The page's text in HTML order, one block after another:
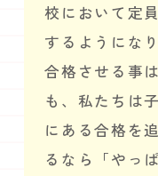
校において定
するようにな
合格させる事
も、私たちは
にある合格を
るなら「やっ